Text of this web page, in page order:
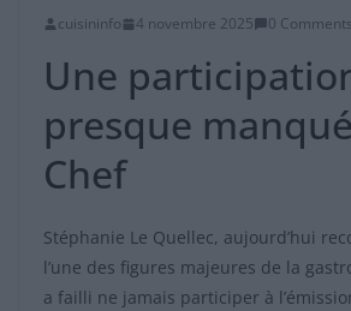
cuisininfo 4 novembre 2025 0 Comments
Une
presque
Chef
Stéphanie Le Quellec, aujourd’hui
l’une des figures majeures de la
a failli ne jamais participer à